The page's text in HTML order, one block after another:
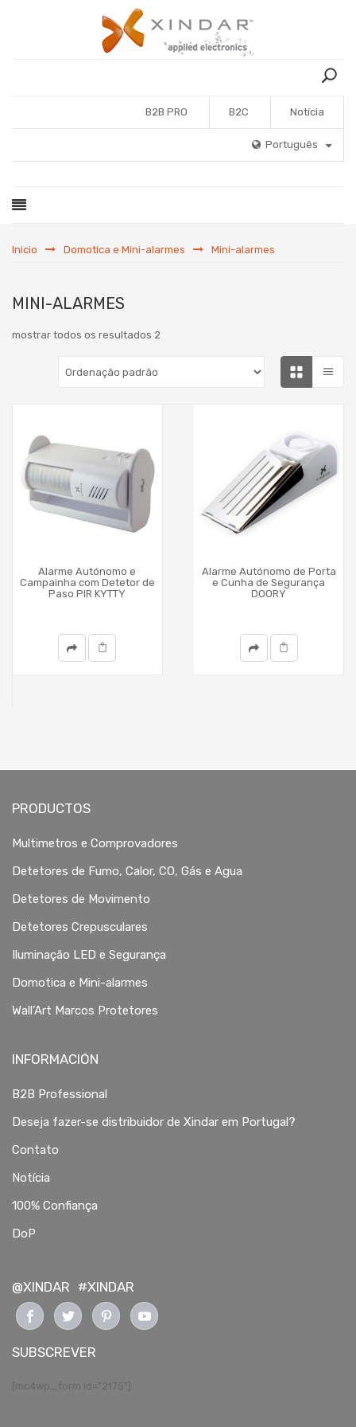
B2B PRO B2C Notícia
Português
Inicio Domotica e Mini-alarmes Mini-alarmes
MINI-ALARMES
mostrar todos os resultados 2
Alarme Autónomo e
Campainha com Detetor de
Paso PIR KYTTY
Alarme Autónomo de Porta
e Cunha de Segurança
DOORY
PRODUCTOS
Multimetros e Comprovadores
Detetores de Fumo, Calor, CO, Gás e Agua
Detetores de Movimento
Detetores Crepusculares
Iluminação LED e Segurança
Domotica e Mini-alarmes
Wall’Art Marcos Protetores
INFORMACIÓN
B2B Professional
Deseja fazer-se distribuidor de Xindar em Portugal?
Contato
Notícia
100% Confiança
DoP
@XINDAR #XINDAR
SUBSCREVER
[mc4wp_form id="2175"]